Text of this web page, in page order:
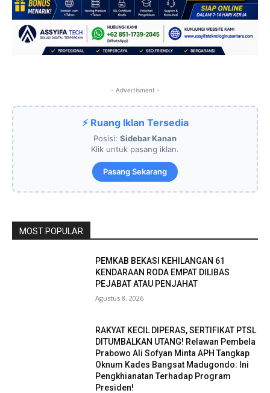
- Advertisment -
⚡ Ruang Iklan Tersedia
Posisi: Sidebar Kanan
Klik untuk pasang iklan.
Pasang Sekarang
MOST POPULAR
PEMKAB BEKASI KEHILANGAN 61
KENDARAAN RODA EMPAT DILIBAS
PEJABAT ATAU PENJAHAT
Agustus 8, 2026
RAKYAT KECIL DIPERAS, SERTIFIKAT PTSL
DITUMBALKAN UTANG! Relawan Pembela
Prabowo Ali Sofyan Minta APH Tangkap
Oknum Kades Bangsat Madugondo: Ini
Pengkhianatan Terhadap Program
Presiden!